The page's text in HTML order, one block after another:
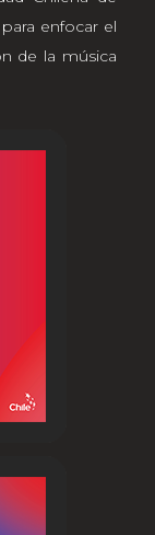
para enfocar el
de la música